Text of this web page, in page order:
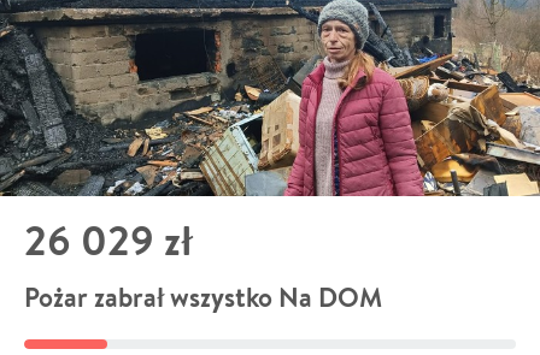
26 029 zł
Pożar zabrał wszystko Na DOM